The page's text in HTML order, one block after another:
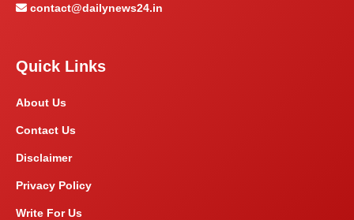
contact@dailynews24.in
Quick Links
About Us
Contact Us
Disclaimer
Privacy Policy
Write For Us